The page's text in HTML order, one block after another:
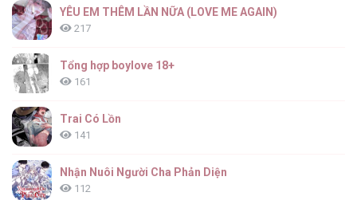
YÊU EM THÊM LẦN NỮA (LOVE ME AGAIN)
217
Tổng hợp boylove 18+
161
Trai Có Lồn
141
Nhận Nuôi Người Cha Phản Diện
112